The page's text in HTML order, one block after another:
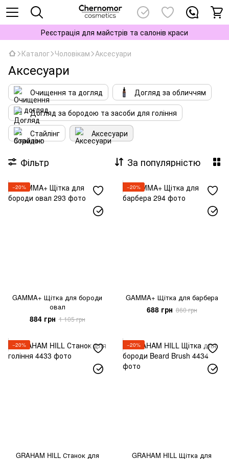
Реєстрація для майстрів та салонів краси
Каталог Чоловікам Аксесуари
Аксесуари
Очищення та догляд
Догляд за обличчям
Догляд за бородою та засоби для гоління
Стайлінг
Аксесуари
Фільтр За популярністю
−20%
GAMMA+ Щітка для бороди
овал
884 грн 1 105 грн
−20%
GAMMA+ Щітка для барбера
688 грн 860 грн
−20%
GRAHAM HILL Станок для
−20%
GRAHAM HILL Щітка для